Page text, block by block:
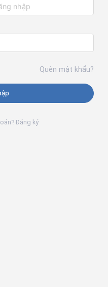
Quên mật khẩu?
Đăng ký